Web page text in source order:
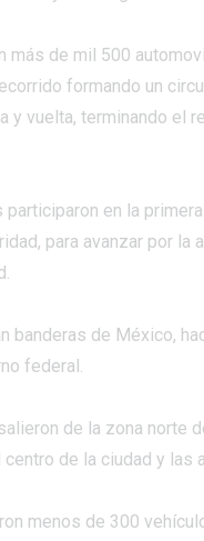
más de mil 500
formando un
y vuelta, terminando el
en la
para avanzar por la
banderas de México,
federal.
de la zona norte
de la ciudad y las
menos de 300